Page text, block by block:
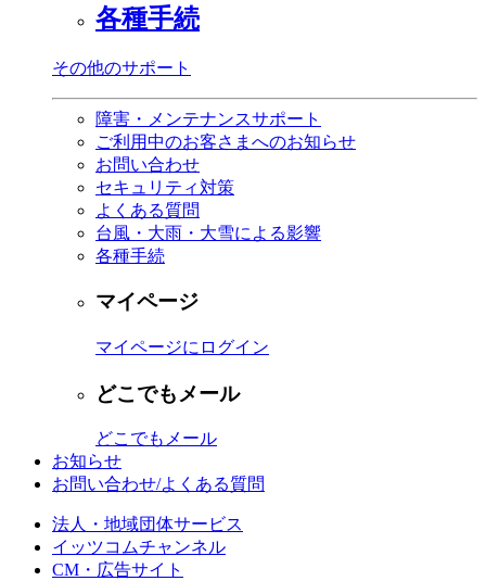
各種手続
その他のサポート
障害・メンテナンスサポート
ご利用中のお客さまへのお知らせ
お問い合わせ
セキュリティ対策
よくある質問
台風・大雨・大雪による影響
各種手続
マイページ
マイページにログイン
どこでもメール
どこでもメール
お知らせ
お問い合わせ/よくある質問
法人・地域団体サービス
イッツコムチャンネル
CM・広告サイト